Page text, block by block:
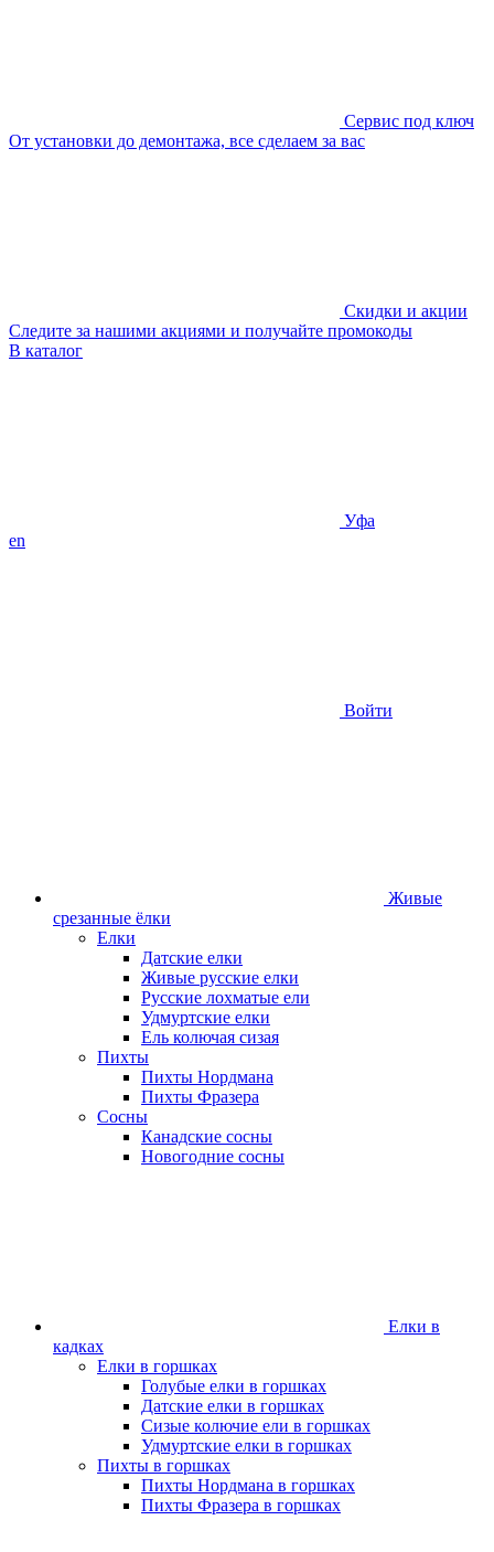
Сервис под ключ
От установки до демонтажа, все сделаем за вас
Скидки и акции
Следите за нашими акциями и получайте промокоды
В каталог
Уфа
en
Войти
Живые
срезанные ёлки
Елки
Датские елки
Живые русские елки
Русские лохматые ели
Удмуртские елки
Ель колючая сизая
Пихты
Пихты Нордмана
Пихты Фразера
Сосны
Канадские сосны
Новогодние сосны
Елки в
кадках
Елки в горшках
Голубые елки в горшках
Датские елки в горшках
Сизые колючие ели в горшках
Удмуртские елки в горшках
Пихты в горшках
Пихты Нордмана в горшках
Пихты Фразера в горшках